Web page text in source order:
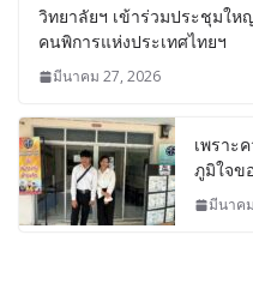
วิทยาลัยฯ เข้าร่วมประชุมใ
คนพิการแห่งประเทศไทยฯ
มีนาคม 27, 2026
เพราะ
ภูมิใจข
มีนาค